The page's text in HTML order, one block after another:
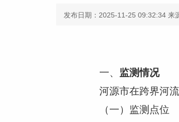
发布日期：2025-11-25 09:32:34 来
一、 监测情况
河源市在跨界河
（一）监测点位